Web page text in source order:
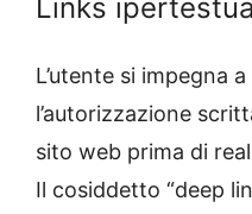
Links
L’utente si impegna
l’autorizzazione
sito web prima di
Il cosiddetto “deep